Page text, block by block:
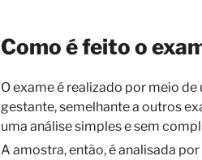
Como é feito o
O exame é realizado por meio
gestante, semelhante a outros
uma análise simples e sem
A amostra, então, é analisada